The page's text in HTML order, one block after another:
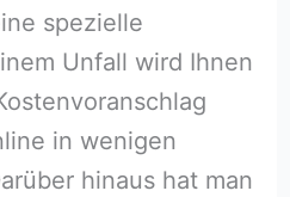
spezielle
Unfall wird Ihnen
in wenigen
hinaus hat man